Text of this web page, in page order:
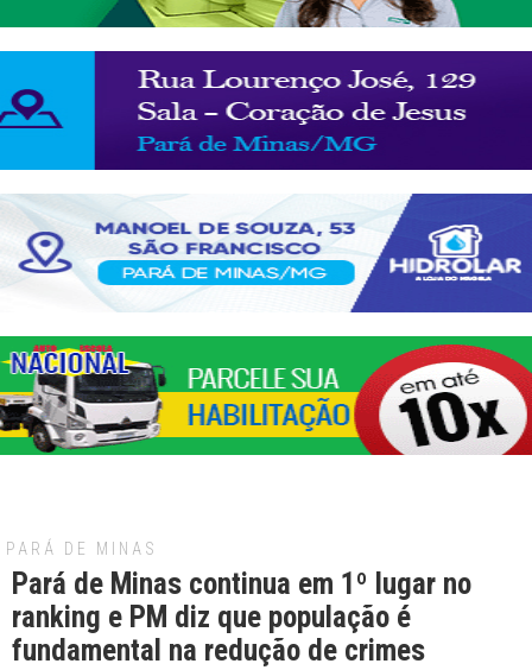
PARÁ DE MINAS
Pará de Minas continua em 1º lugar no
ranking e PM diz que população é
fundamental na redução de crimes